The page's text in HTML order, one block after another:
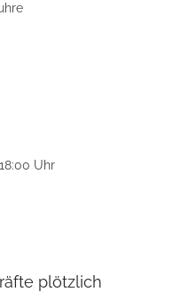
Uhr
plötzlich